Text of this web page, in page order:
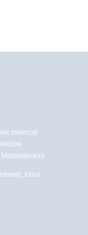
zwierząt
która